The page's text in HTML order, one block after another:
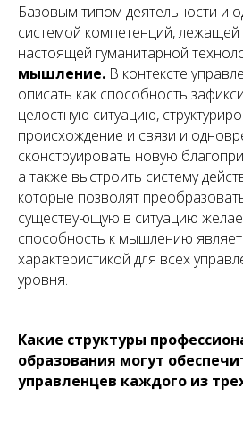
Базовым типом деятельности и
системой компетенций,
настоящей гуманитарной
мышление. В контексте
описать как способность
целостную ситуацию,
происхождение и связи и
сконструировать новую
а также выстроить систему
которые позволят
существующую в ситуацию
способность к мышлению
характеристикой для всех
уровня.
Какие структуры
образования могут
управленцев каждого из